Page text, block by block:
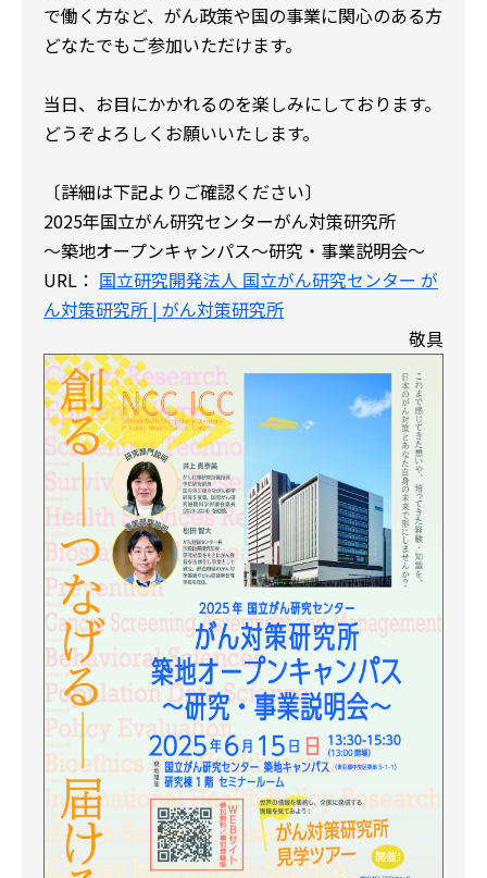
で働く方など、がん政策や国の事業に関心のある方
どなたでもご参加いただけます。
当日、お目にかかれるのを楽しみにしております。
どうぞよろしくお願いいたします。
〔詳細は下記よりご確認ください〕
2025年国立がん研究センターがん対策研究所
～築地オープンキャンパス～研究・事業説明会～
URL： 国立研究開発法人 国立がん研究センター が
ん対策研究所 | がん対策研究所
敬具